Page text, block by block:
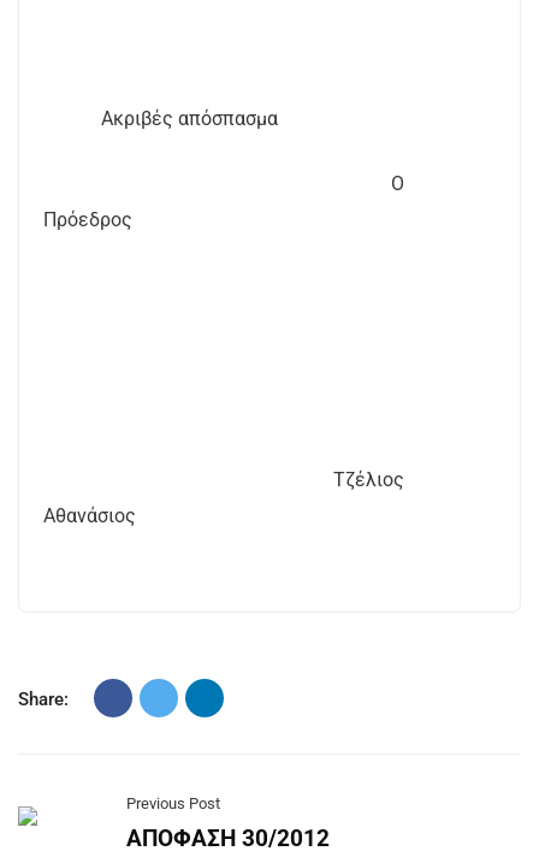
Ακριβές απόσπασμα
Ο
Πρόεδρος
Τζέλιος
Αθανάσιος
Share:
Previous Post
ΑΠΟΦΑΣΗ 30/2012